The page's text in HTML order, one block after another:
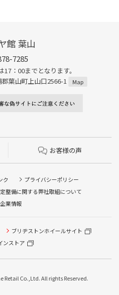
館 葉山
7285
：00までとなります。
葉山町上山口2566-1
Map
お客様の声
ク
プライバシーポリシー
整備に関する弊社取組について
企業情報
ブリヂストンホイールサイト
ンストア
Retail Co.,Ltd. All rights Reserved.
ヤ履き替え/オイル交換/その他
待ち予約 ※クローク契約会員の